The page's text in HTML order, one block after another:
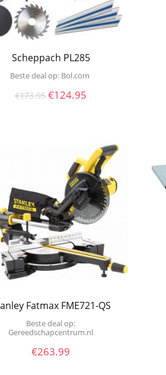
Scheppach PL285
Beste deal op: bol.com
€173.95 Oorspronkelijke
€124.95
Fatmax FME721-QS
Beste deal op:
Gereedschapcentrum.nl
€263.99